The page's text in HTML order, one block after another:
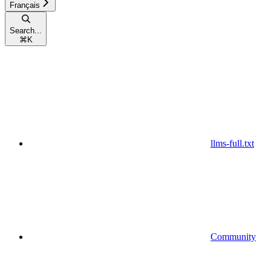
Français
Search...
⌘ K
llms-full.txt
Community